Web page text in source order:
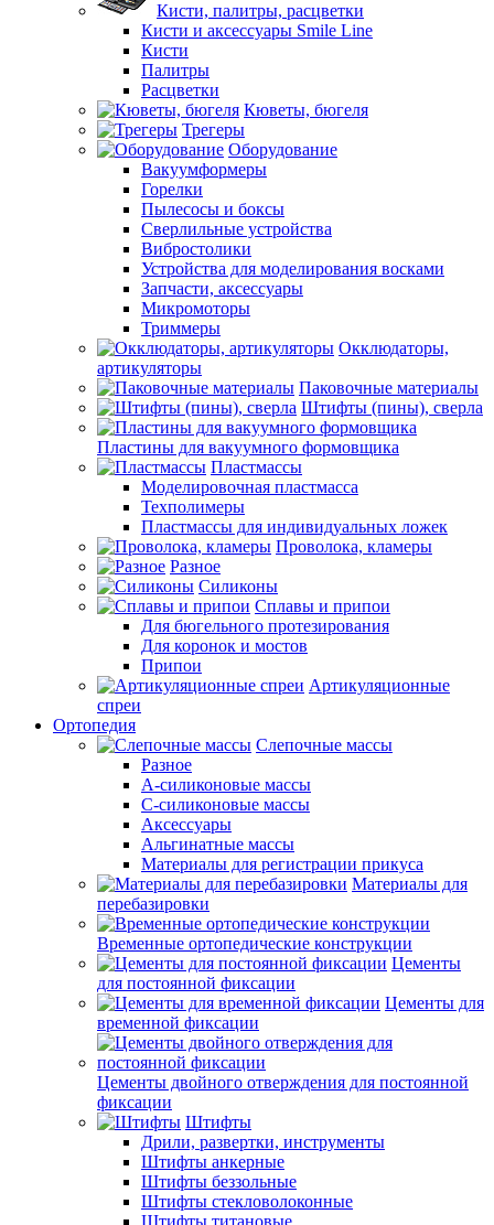
Кисти, палитры, расцветки
Кисти и аксессуары Smile Line
Кисти
Палитры
Расцветки
Кюветы, бюгеля
Трегеры
Оборудование
Вакуумформеры
Горелки
Пылесосы и боксы
Сверлильные устройства
Вибростолики
Устройства для моделирования восками
Запчасти, аксессуары
Микромоторы
Триммеры
Окклюдаторы,
артикуляторы
Паковочные материалы
Штифты (пины), сверла
Пластины для вакуумного формовщика
Пластмассы
Моделировочная пластмасса
Техполимеры
Пластмассы для индивидуальных ложек
Проволока, кламеры
Разное
Силиконы
Сплавы и припои
Для бюгельного протезирования
Для коронок и мостов
Припои
Артикуляционные
спреи
Ортопедия
Слепочные массы
Разное
А-силиконовые массы
С-силиконовые массы
Аксессуары
Альгинатные массы
Материалы для регистрации прикуса
Материалы для
перебазировки
Временные ортопедические конструкции
Цементы
для постоянной фиксации
Цементы для
временной фиксации
Цементы двойного отверждения для постоянной
фиксации
Штифты
Дрили, развертки, инструменты
Штифты анкерные
Штифты беззольные
Штифты стекловолоконные
Штифты титановые